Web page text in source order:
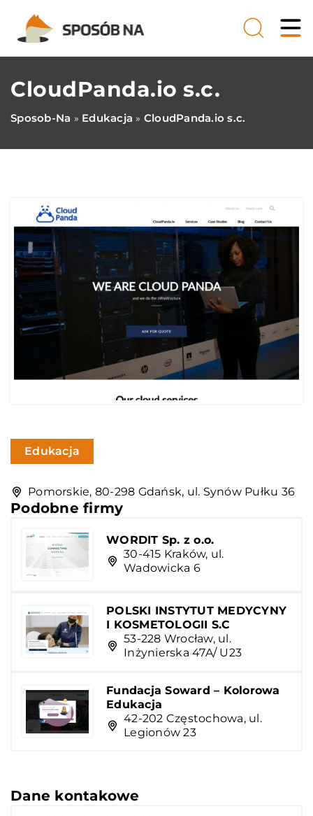
CloudPanda.io s.c.
Sposob-Na » Edukacja » CloudPanda.io s.c.
Edukacja
Pomorskie, 80-298 Gdańsk, ul. Synów Pułku 36
Podobne firmy
WORDIT Sp. z o.o.
30-415 Kraków, ul.
Wadowicka 6
POLSKI INSTYTUT MEDYCYNY
I KOSMETOLOGII S.C
53-228 Wrocław, ul.
Inżynierska 47A/ U23
Fundacja Soward – Kolorowa
Edukacja
42-202 Częstochowa, ul.
Legionów 23
Dane kontakowe